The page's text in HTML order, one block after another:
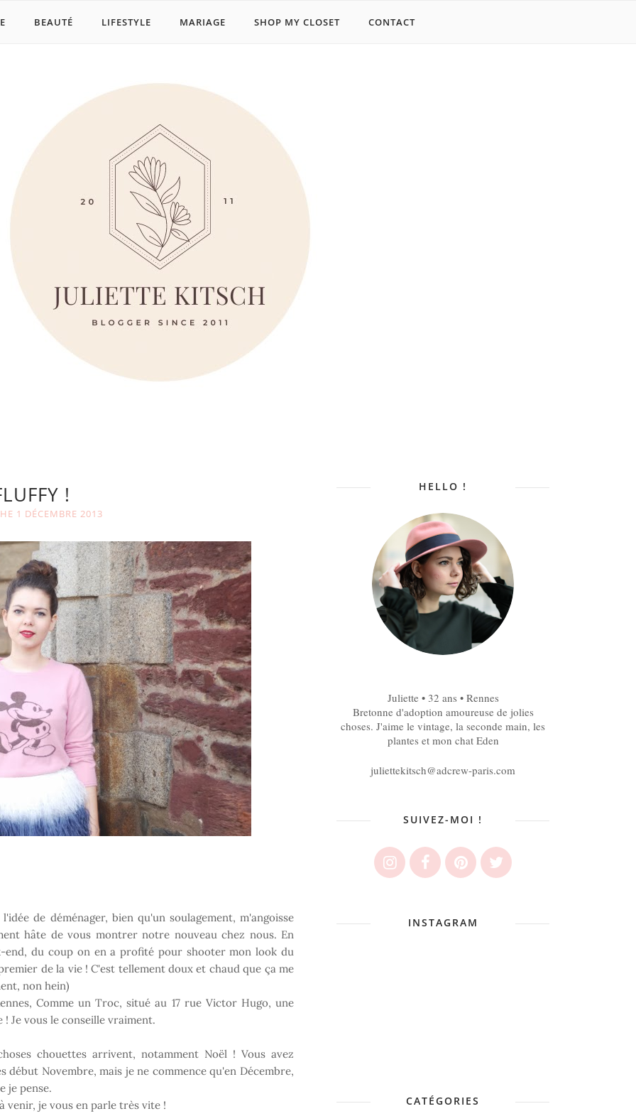
BEAUTÉ LIFESTYLE MARIAGE SHOP MY CLOSET CONTACT
!
1 DÉCEMBRE 2013
de déménager, bien qu'un soulagement, m'angoisse
hâte de vous montrer notre nouveau chez nous. En
end, du coup on en a profité pour shooter mon look du
de la vie ! C'est tellement doux et chaud que ça me
non hein)
Comme un Troc, situé au 17 rue Victor Hugo, une
Je vous le conseille vraiment.
chouettes arrivent, notamment Noël ! Vous avez
début Novembre, mais je ne commence qu'en Décembre,
je pense.
venir, je vous en parle très vite !
HELLO !
Juliette • 32 ans • Rennes
Bretonne d'adoption amoureuse de jolies
choses. J'aime le vintage, la seconde main, les
plantes et mon chat Eden
juliettekitsch@adcrew-paris.com
SUIVEZ-MOI !
INSTAGRAM
CATÉGORIES